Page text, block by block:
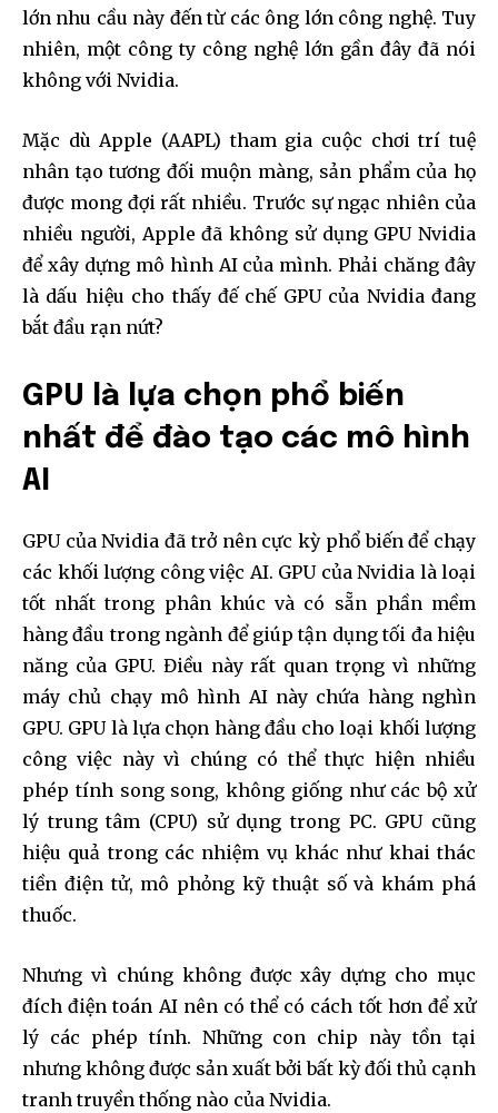
lớn nhu cầu này đến từ các ông lớn công nghệ. Tuy
nhiên, một công ty công nghệ lớn gần đây đã nói
không với Nvidia.
Mặc dù Apple (AAPL) tham gia cuộc chơi trí tuệ
nhân tạo tương đối muộn màng, sản phẩm của họ
được mong đợi rất nhiều. Trước sự ngạc nhiên của
nhiều người, Apple đã không sử dụng GPU Nvidia
để xây dựng mô hình AI của mình. Phải chăng đây
là dấu hiệu cho thấy đế chế GPU của Nvidia đang
bắt đầu rạn nứt?
GPU là lựa chọn phổ biến
nhất để đào tạo các mô hình
AI
GPU của Nvidia đã trở nên cực kỳ phổ biến để chạy
các khối lượng công việc AI. GPU của Nvidia là loại
tốt nhất trong phân khúc và có sẵn phần mềm
hàng đầu trong ngành để giúp tận dụng tối đa hiệu
năng của GPU. Điều này rất quan trọng vì những
máy chủ chạy mô hình AI này chứa hàng nghìn
GPU. GPU là lựa chọn hàng đầu cho loại khối lượng
công việc này vì chúng có thể thực hiện nhiều
phép tính song song, không giống như các bộ xử
lý trung tâm (CPU) sử dụng trong PC. GPU cũng
hiệu quả trong các nhiệm vụ khác như khai thác
tiền điện tử, mô phỏng kỹ thuật số và khám phá
thuốc.
Nhưng vì chúng không được xây dựng cho mục
đích điện toán AI nên có thể có cách tốt hơn để xử
lý các phép tính. Những con chip này tồn tại
nhưng không được sản xuất bởi bất kỳ đối thủ cạnh
tranh truyền thống nào của Nvidia.